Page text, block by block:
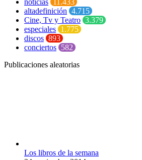
noticias 11.433
altadefinición 4.715
Cine, Tv y Teatro 3.379
especiales 1.775
discos 893
conciertos 582
Publicaciones aleatorias
Los libros de la semana